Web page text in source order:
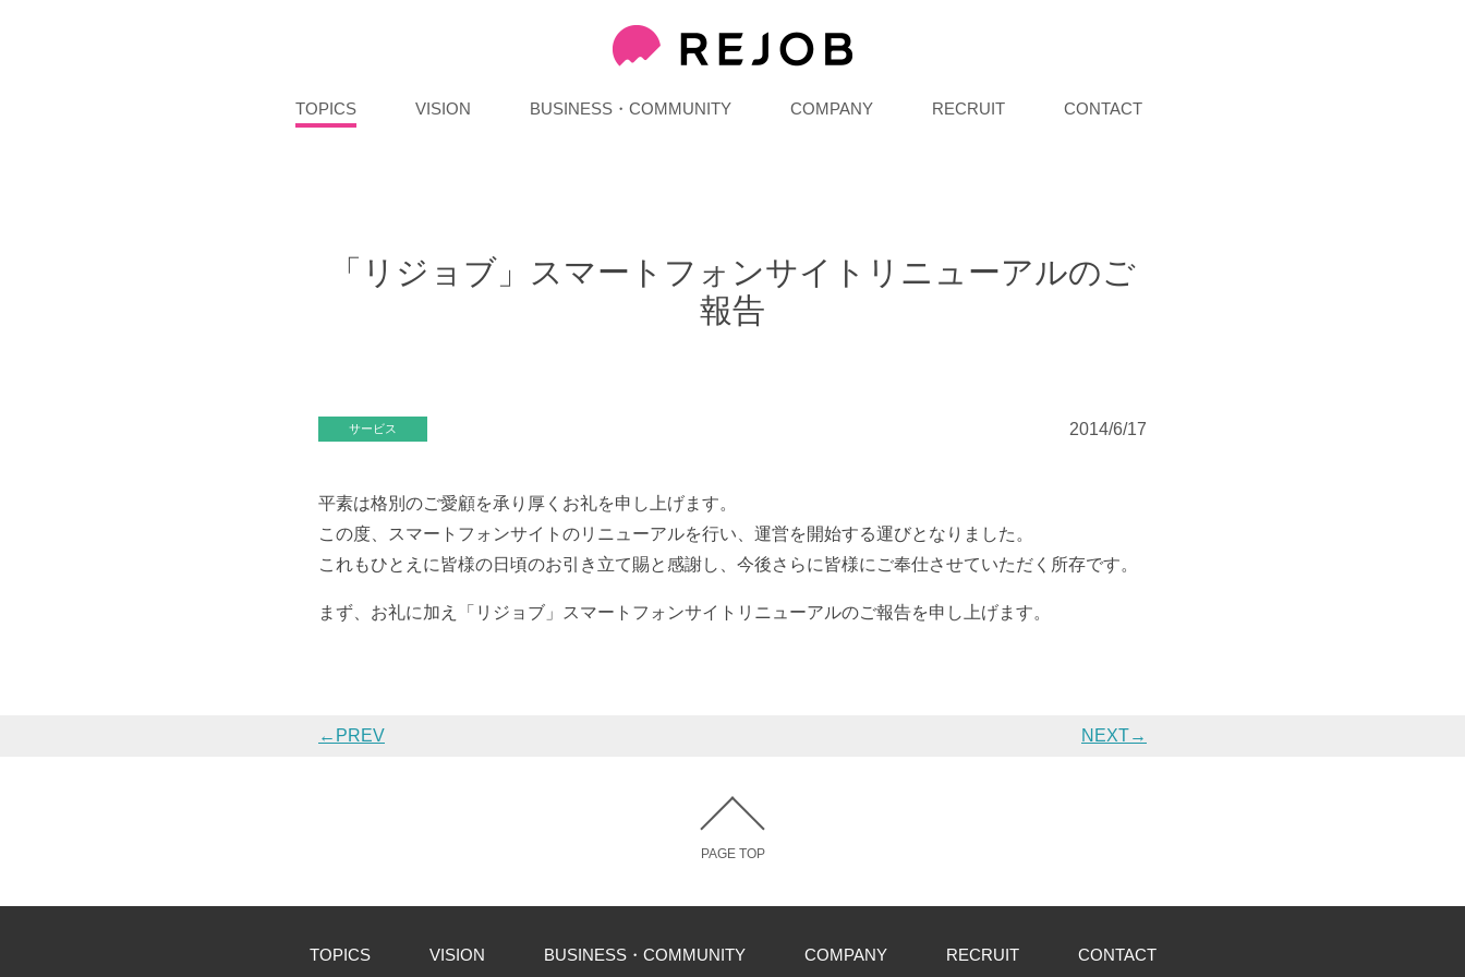
TOPICS VISION BUSINESS・COMMUNITY COMPANY RECRUIT CONTACT
「リジョブ」スマートフォンサイトリニューアルのご
報告
サービス 2014/6/17
平素は格別のご愛顧を承り厚くお礼を申し上げます。
この度、スマートフォンサイトのリニューアルを行い、運営を開始する運びとなりました。
これもひとえに皆様の日頃のお引き立て賜と感謝し、今後さらに皆様にご奉仕させていただく所存です。
まず、お礼に加え「リジョブ」スマートフォンサイトリニューアルのご報告を申し上げます。
←PREV NEXT→
PAGE TOP
TOPICS VISION BUSINESS・COMMUNITY COMPANY RECRUIT CONTACT